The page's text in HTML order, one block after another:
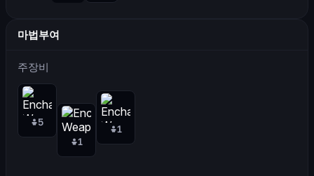
마법부여
주장비
5
1
1